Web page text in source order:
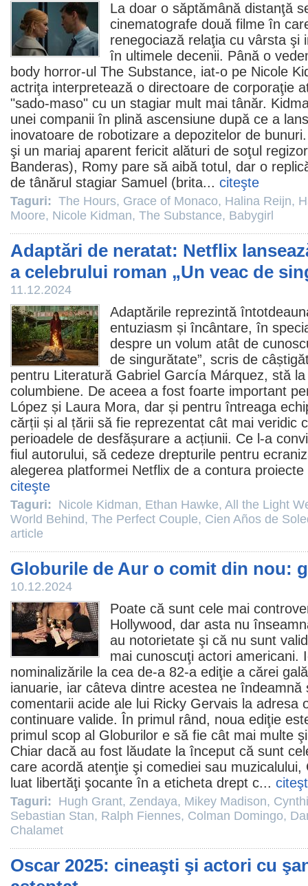
La doar o săptămână distanţă
cinematografe două filme în
renegociază relaţia cu vârsta şi
în ultimele decenii. Până o
body horror-ul The Substance, iat-o pe Nicole
actriţa interpretează o directoare de corporaţie
"sado-maso" cu un stagiar mult mai tânăr.
unei companii în plină ascensiune după ce a
inovatoare de robotizare a depozitelor de
şi un mariaj aparent fericit alături de soţul
Banderas), Romy pare să aibă totul, dar o
de tânărul stagiar Samuel (brita... citeşte
Taguri: The Hours, Grace of Monaco, Halina Reijn,
Moore, Nicole Kidman, The Substance, Babygirl
Adaptări de neratat: Netflix
a celebrului roman „Un veac de
11.12.2024
Adaptările reprezintă
entuziasm și încântare, în
despre un volum atât de
de singurătate”, scris de
pentru Literatură Gabriel García Márquez, stă
columbiene. De aceea a fost foarte important
López și Laura Mora, dar și pentru întreaga
cărții și al țării să fie reprezentat cât mai veridic
perioadele de desfășurare a acțiunii. Ce l-a
fiul autorului, să cedeze drepturile pentru
alegerea platformei Netflix de a contura
citeşte
Taguri: Nicole Kidman, Ethan Hawke, All the Light
World Behind, The Perfect Couple, Cien Años de
article
Globurile de Aur o comit din nou:
10.12.2024
Poate că sunt cele mai
Hollywood, dar asta nu
au notorietate şi că nu sunt
mai cunoscuţi actori americani.
nominalizările la cea de-a 82-a ediţie a cărei
ianuarie, iar câteva dintre acestea ne îndeamnă
comentarii acide ale lui Ricky Gervais la adresa
continuare valide. În primul rând, noua ediţie
primul scop al Globurilor e să fie cât mai multe
Chiar dacă au fost lăudate la început că sunt
care acordă atenţie şi comediei sau muzicalului,
luat libertăţi şocante în a eticheta drept c...
Taguri: Hugh Grant, Zendaya, Mikey Madison,
Sebastian Stan, Ralph Fiennes, Colman Domingo,
Chalamet
Oscar 2025: cineaşti şi actori cu